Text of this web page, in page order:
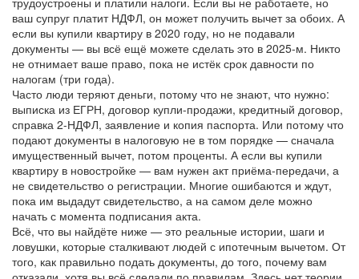
ваш супруг платит НДФЛ, он может получить вычет за обоих. А
если вы купили квартиру в 2020 году, но не подавали
документы — вы всё ещё можете сделать это в 2025-м. Никто
не отнимает ваше право, пока не истёк срок давности по
налогам (три года).
Часто люди теряют деньги, потому что не знают, что нужно:
выписка из ЕГРН, договор купли-продажи, кредитный договор,
справка 2-НДФЛ, заявление и копия паспорта. Или потому что
подают документы в налоговую не в том порядке — сначала
имущественный вычет, потом проценты. А если вы купили
квартиру в новостройке — вам нужен акт приёма-передачи, а
не свидетельство о регистрации. Многие ошибаются и ждут,
пока им выдадут свидетельство, а на самом деле можно
начать с момента подписания акта.
Всё, что вы найдёте ниже — это реальные истории, шаги и
ловушки, которые сталкивают людей с ипотечным вычетом. От
того, как правильно подать документы, до того, почему вам